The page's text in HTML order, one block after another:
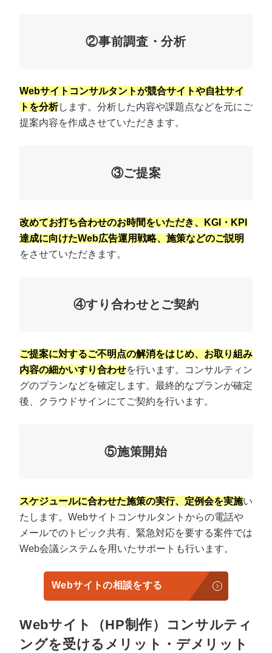
②事前調査・分析
Webサイトコンサルタントが競合サイトや自社サイ
トを分析します。分析した内容や課題点などを元にご
提案内容を作成させていただきます。
③ご提案
改めてお打ち合わせのお時間をいただき、KGI・KPI
達成に向けたWeb広告運用戦略、施策などのご説明
をさせていただきます。
④すり合わせとご契約
ご提案に対するご不明点の解消をはじめ、お取り組み
内容の細かいすり合わせを行います。コンサルティン
グのプランなどを確定します。最終的なプランが確定
後、クラウドサインにてご契約を行います。
⑤施策開始
スケジュールに合わせた施策の実行、定例会を実施い
たします。Webサイトコンサルタントからの電話や
メールでのトピック共有、緊急対応を要する案件では
Web会議システムを用いたサポートも行います。
Webサイトの相談をする
Webサイト（HP制作）コンサルティ
ングを受けるメリット・デメリット